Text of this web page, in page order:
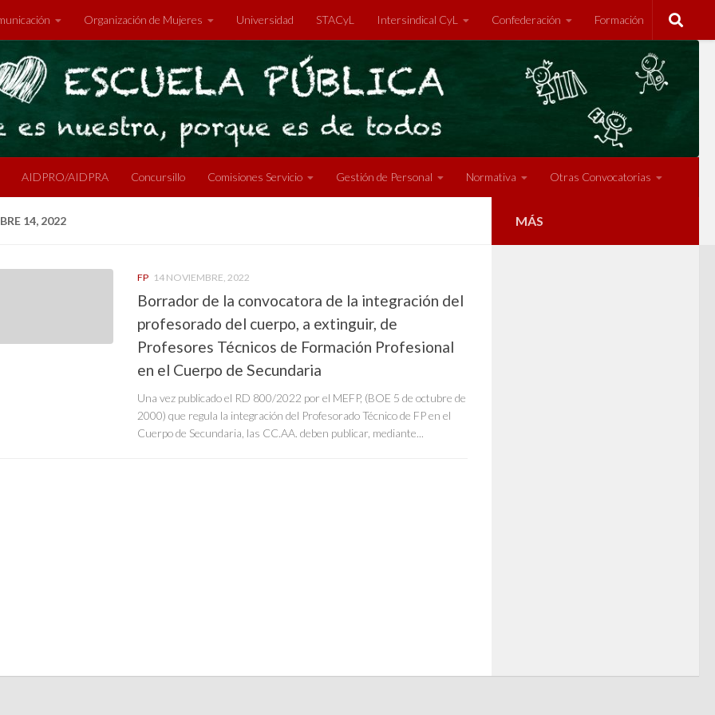
Organización de Mujeres Universidad STACyL Intersindical CyL Confederación Formación
AIDPRO/AIDPRA Concursillo Comisiones Servicio Gestión de Personal Normativa Otras Convocatorias
14, 2022
FP 14 NOVIEMBRE, 2022
Borrador de la convocatora de la integración del
profesorado del cuerpo, a extinguir, de
Profesores Técnicos de Formación Profesional
en el Cuerpo de Secundaria
Una vez publicado el RD 800/2022 por el MEFP, (BOE 5 de octubre de
2000) que regula la integración del Profesorado Técnico de FP en el
Cuerpo de Secundaria, las CC.AA. deben publicar, mediante...
MÁS